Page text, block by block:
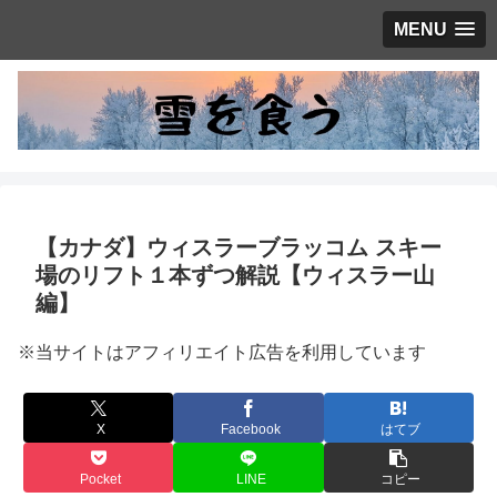
MENU
【カナダ】ウィスラーブラッコム スキー
場のリフト１本ずつ解説【ウィスラー山
編】
※当サイトはアフィリエイト広告を利用しています
X Facebook はてブ
Pocket LINE コピー